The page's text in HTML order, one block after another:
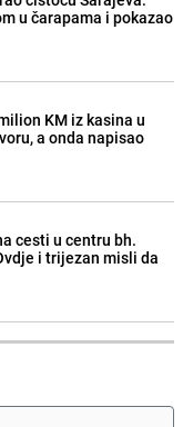
u čarapama i pokazao
KM iz kasina u
a onda napisao
cesti u centru bh.
i trijezan misli da